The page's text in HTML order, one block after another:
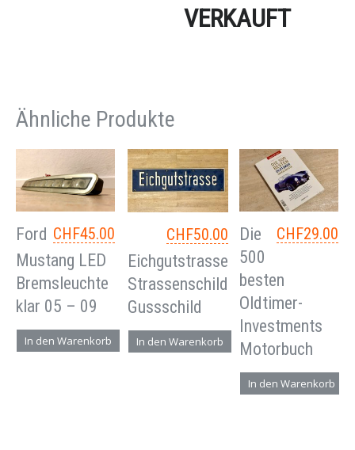
VERKAUFT
Ähnliche Produkte
CHF45.00
Ford
Mustang LED
Bremsleuchte
klar 05 – 09
In den Warenkorb
CHF50.00
Eichgutstrasse
Strassenschild
Gussschild
In den Warenkorb
CHF29.00
Die
500
besten
Oldtimer-
Investments
Motorbuch
In den Warenkorb